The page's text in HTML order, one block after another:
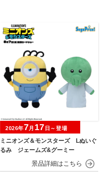
ミニオンズ＆モンスターズ Lぬいぐ
るみ ジェームズ&グーミー
2026年7月 17 日～登場